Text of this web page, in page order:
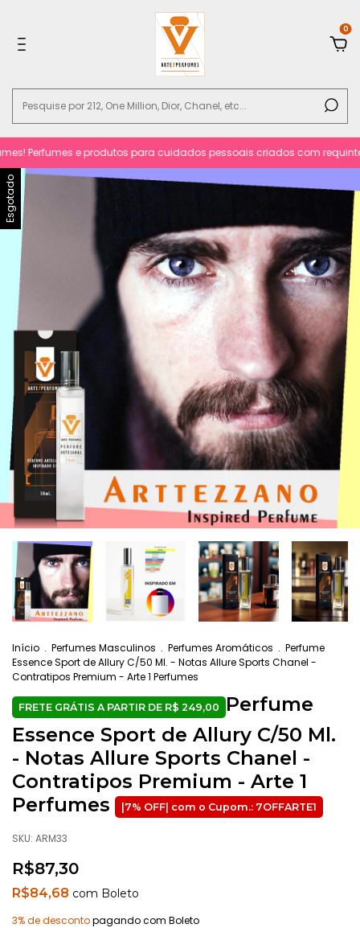
0
Perfumes e produtos para cuidados pessoais criados com requinte e
Esgotado
Início . Perfumes Masculinos . Perfumes Aromáticos . Perfume
Essence Sport de Allury C/50 Ml. - Notas Allure Sports Chanel -
Contratipos Premium - Arte 1 Perfumes
Perfume
Essence Sport de Allury C/50 Ml.
- Notas Allure Sports Chanel -
Contratipos Premium - Arte 1
Perfumes
SKU: ARM33
R$87,30
R$84,68 com Boleto
3% de descontopagando com Boleto